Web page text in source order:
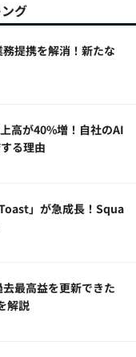
グ
提携を解消！新たな
高が40%増！自社のAI
る理由
」が急成長！Squa
最高益を更新できた
解説